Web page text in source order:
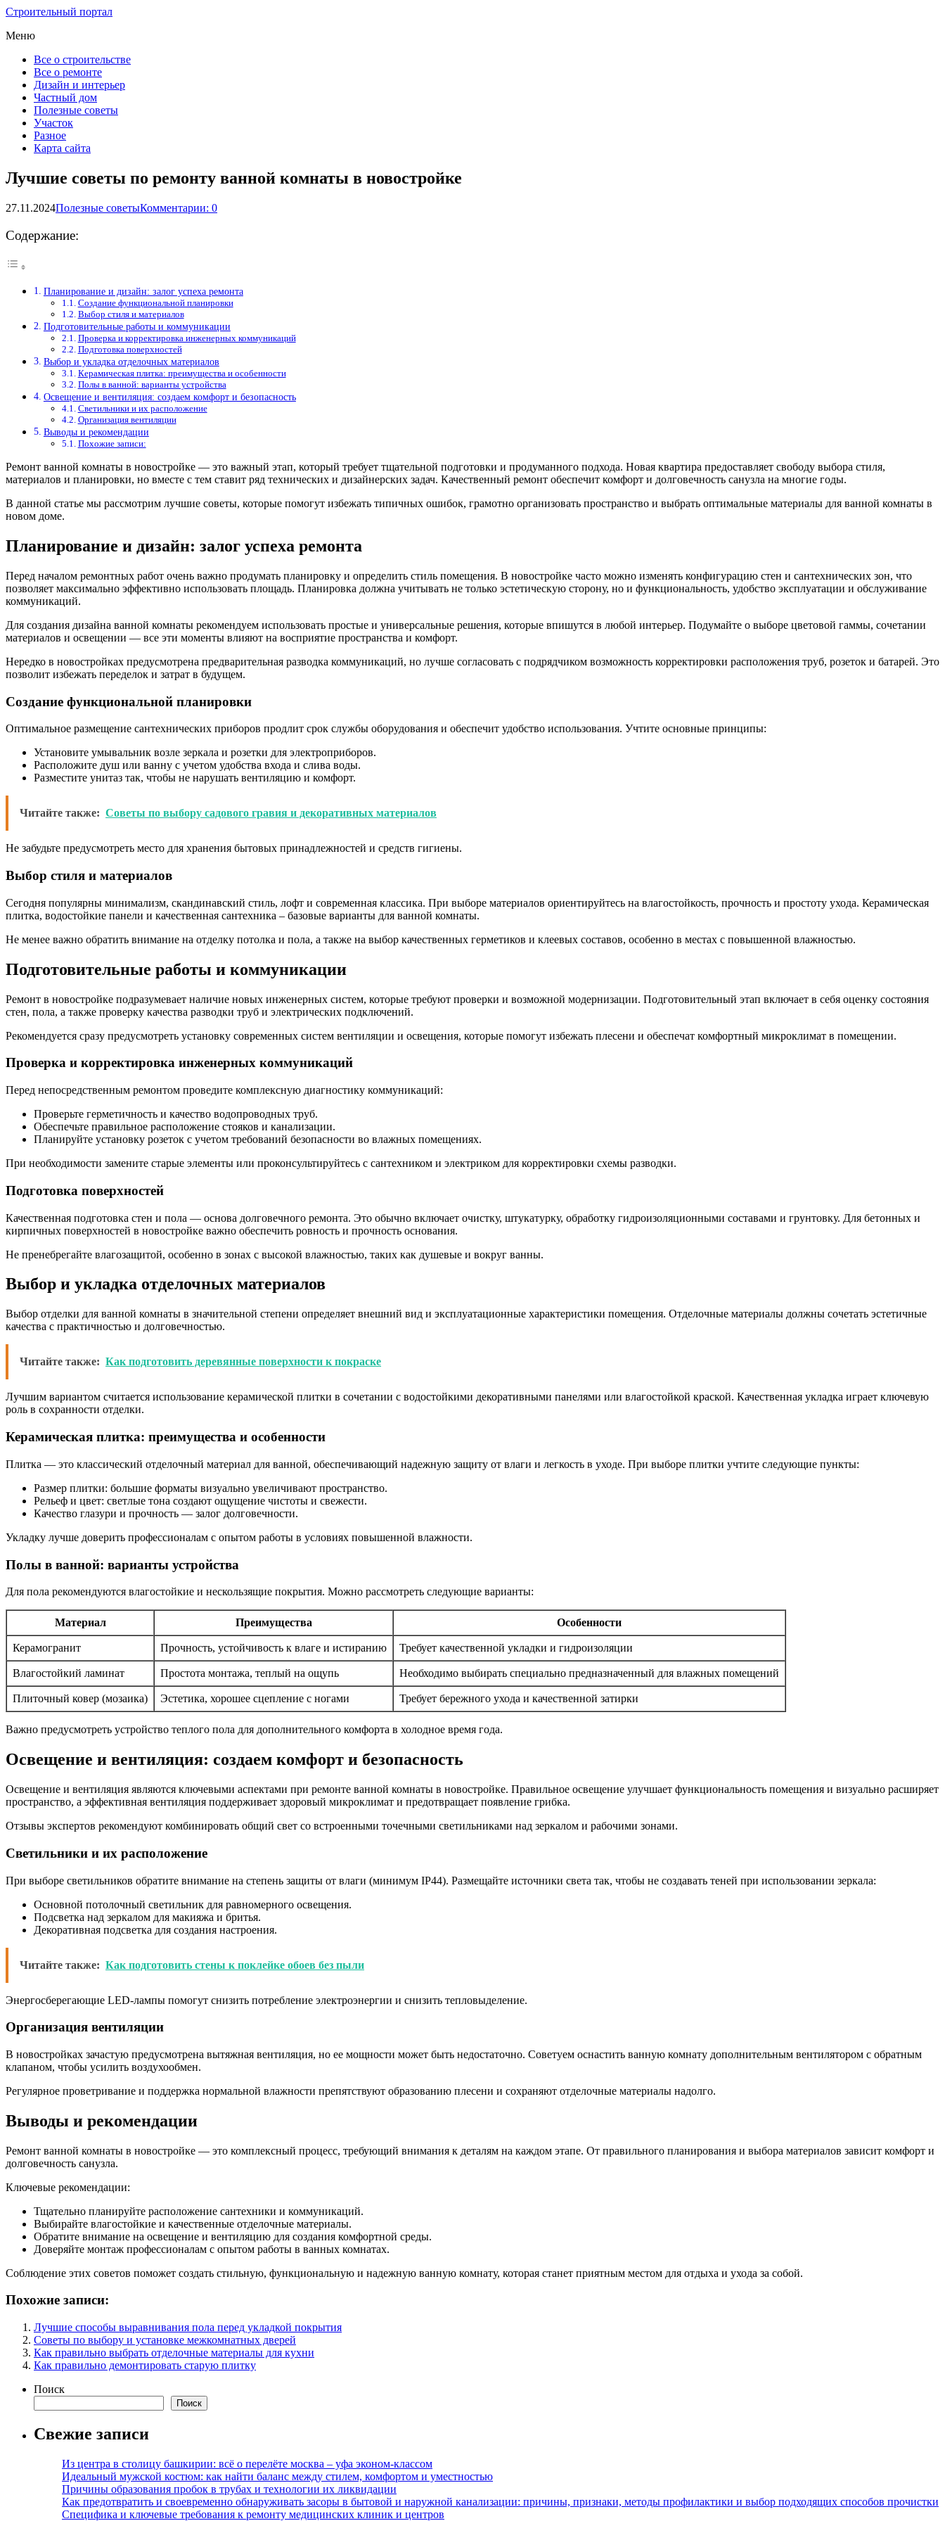
Строительный портал
Меню
Все о строительстве
Все о ремонте
Дизайн и интерьер
Частный дом
Полезные советы
Участок
Разное
Карта сайта
Лучшие советы по ремонту ванной комнаты в новостройке
27.11.2024Полезные советыКомментарии: 0
Содержание:
Планирование и дизайн: залог успеха ремонта
Создание функциональной планировки
Выбор стиля и материалов
Подготовительные работы и коммуникации
Проверка и корректировка инженерных коммуникаций
Подготовка поверхностей
Выбор и укладка отделочных материалов
Керамическая плитка: преимущества и особенности
Полы в ванной: варианты устройства
Освещение и вентиляция: создаем комфорт и безопасность
Светильники и их расположение
Организация вентиляции
Выводы и рекомендации
Похожие записи:
Ремонт ванной комнаты в новостройке — это важный этап, который требует тщательной подготовки и продуманного подхода. Новая квартира предоставляет свободу выбора стиля,
материалов и планировки, но вместе с тем ставит ряд технических и дизайнерских задач. Качественный ремонт обеспечит комфорт и долговечность санузла на многие годы.
В данной статье мы рассмотрим лучшие советы, которые помогут избежать типичных ошибок, грамотно организовать пространство и выбрать оптимальные материалы для ванной комнаты в
новом доме.
Планирование и дизайн: залог успеха ремонта
Перед началом ремонтных работ очень важно продумать планировку и определить стиль помещения. В новостройке часто можно изменять конфигурацию стен и сантехнических зон, что
позволяет максимально эффективно использовать площадь. Планировка должна учитывать не только эстетическую сторону, но и функциональность, удобство эксплуатации и обслуживание
коммуникаций.
Для создания дизайна ванной комнаты рекомендуем использовать простые и универсальные решения, которые впишутся в любой интерьер. Подумайте о выборе цветовой гаммы, сочетании
материалов и освещении — все эти моменты влияют на восприятие пространства и комфорт.
Нередко в новостройках предусмотрена предварительная разводка коммуникаций, но лучше согласовать с подрядчиком возможность корректировки расположения труб, розеток и батарей. Это
позволит избежать переделок и затрат в будущем.
Создание функциональной планировки
Оптимальное размещение сантехнических приборов продлит срок службы оборудования и обеспечит удобство использования. Учтите основные принципы:
Установите умывальник возле зеркала и розетки для электроприборов.
Расположите душ или ванну с учетом удобства входа и слива воды.
Разместите унитаз так, чтобы не нарушать вентиляцию и комфорт.
Читайте также: Советы по выбору садового гравия и декоративных материалов
Не забудьте предусмотреть место для хранения бытовых принадлежностей и средств гигиены.
Выбор стиля и материалов
Сегодня популярны минимализм, скандинавский стиль, лофт и современная классика. При выборе материалов ориентируйтесь на влагостойкость, прочность и простоту ухода. Керамическая
плитка, водостойкие панели и качественная сантехника – базовые варианты для ванной комнаты.
Не менее важно обратить внимание на отделку потолка и пола, а также на выбор качественных герметиков и клеевых составов, особенно в местах с повышенной влажностью.
Подготовительные работы и коммуникации
Ремонт в новостройке подразумевает наличие новых инженерных систем, которые требуют проверки и возможной модернизации. Подготовительный этап включает в себя оценку состояния
стен, пола, а также проверку качества разводки труб и электрических подключений.
Рекомендуется сразу предусмотреть установку современных систем вентиляции и освещения, которые помогут избежать плесени и обеспечат комфортный микроклимат в помещении.
Проверка и корректировка инженерных коммуникаций
Перед непосредственным ремонтом проведите комплексную диагностику коммуникаций:
Проверьте герметичность и качество водопроводных труб.
Обеспечьте правильное расположение стояков и канализации.
Планируйте установку розеток с учетом требований безопасности во влажных помещениях.
При необходимости замените старые элементы или проконсультируйтесь с сантехником и электриком для корректировки схемы разводки.
Подготовка поверхностей
Качественная подготовка стен и пола — основа долговечного ремонта. Это обычно включает очистку, штукатурку, обработку гидроизоляционными составами и грунтовку. Для бетонных и
кирпичных поверхностей в новостройке важно обеспечить ровность и прочность основания.
Не пренебрегайте влагозащитой, особенно в зонах с высокой влажностью, таких как душевые и вокруг ванны.
Выбор и укладка отделочных материалов
Выбор отделки для ванной комнаты в значительной степени определяет внешний вид и эксплуатационные характеристики помещения. Отделочные материалы должны сочетать эстетичные
качества с практичностью и долговечностью.
Читайте также: Как подготовить деревянные поверхности к покраске
Лучшим вариантом считается использование керамической плитки в сочетании с водостойкими декоративными панелями или влагостойкой краской. Качественная укладка играет ключевую
роль в сохранности отделки.
Керамическая плитка: преимущества и особенности
Плитка — это классический отделочный материал для ванной, обеспечивающий надежную защиту от влаги и легкость в уходе. При выборе плитки учтите следующие пункты:
Размер плитки: большие форматы визуально увеличивают пространство.
Рельеф и цвет: светлые тона создают ощущение чистоты и свежести.
Качество глазури и прочность — залог долговечности.
Укладку лучше доверить профессионалам с опытом работы в условиях повышенной влажности.
Полы в ванной: варианты устройства
Для пола рекомендуются влагостойкие и нескользящие покрытия. Можно рассмотреть следующие варианты:
Материал Преимущества Особенности
Керамогранит Прочность, устойчивость к влаге и истиранию Требует качественной укладки и гидроизоляции
Влагостойкий ламинат Простота монтажа, теплый на ощупь Необходимо выбирать специально предназначенный для влажных помещений
Плиточный ковер (мозаика) Эстетика, хорошее сцепление с ногами Требует бережного ухода и качественной затирки
Важно предусмотреть устройство теплого пола для дополнительного комфорта в холодное время года.
Освещение и вентиляция: создаем комфорт и безопасность
Освещение и вентиляция являются ключевыми аспектами при ремонте ванной комнаты в новостройке. Правильное освещение улучшает функциональность помещения и визуально расширяет
пространство, а эффективная вентиляция поддерживает здоровый микроклимат и предотвращает появление грибка.
Отзывы экспертов рекомендуют комбинировать общий свет со встроенными точечными светильниками над зеркалом и рабочими зонами.
Светильники и их расположение
При выборе светильников обратите внимание на степень защиты от влаги (минимум IP44). Размещайте источники света так, чтобы не создавать теней при использовании зеркала:
Основной потолочный светильник для равномерного освещения.
Подсветка над зеркалом для макияжа и бритья.
Декоративная подсветка для создания настроения.
Читайте также: Как подготовить стены к поклейке обоев без пыли
Энергосберегающие LED-лампы помогут снизить потребление электроэнергии и снизить тепловыделение.
Организация вентиляции
В новостройках зачастую предусмотрена вытяжная вентиляция, но ее мощности может быть недостаточно. Советуем оснастить ванную комнату дополнительным вентилятором с обратным
клапаном, чтобы усилить воздухообмен.
Регулярное проветривание и поддержка нормальной влажности препятствуют образованию плесени и сохраняют отделочные материалы надолго.
Выводы и рекомендации
Ремонт ванной комнаты в новостройке — это комплексный процесс, требующий внимания к деталям на каждом этапе. От правильного планирования и выбора материалов зависит комфорт и
долговечность санузла.
Ключевые рекомендации:
Тщательно планируйте расположение сантехники и коммуникаций.
Выбирайте влагостойкие и качественные отделочные материалы.
Обратите внимание на освещение и вентиляцию для создания комфортной среды.
Доверяйте монтаж профессионалам с опытом работы в ванных комнатах.
Соблюдение этих советов поможет создать стильную, функциональную и надежную ванную комнату, которая станет приятным местом для отдыха и ухода за собой.
Похожие записи:
Лучшие способы выравнивания пола перед укладкой покрытия
Советы по выбору и установке межкомнатных дверей
Как правильно выбрать отделочные материалы для кухни
Как правильно демонтировать старую плитку
Поиск
Поиск
Свежие записи
Из центра в столицу башкирии: всё о перелёте москва – уфа эконом-классом
Идеальный мужской костюм: как найти баланс между стилем, комфортом и уместностью
Причины образования пробок в трубах и технологии их ликвидации
Как предотвратить и своевременно обнаруживать засоры в бытовой и наружной канализации: причины, признаки, методы профилактики и выбор подходящих способов прочистки
Специфика и ключевые требования к ремонту медицинских клиник и центров